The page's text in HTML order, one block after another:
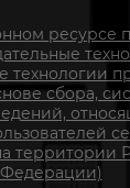
ресурсе
сбора,
территории
Федерации)